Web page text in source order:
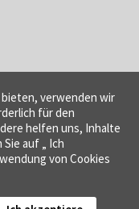
bieten, verwenden wir
für den
helfen uns, Inhalte
auf „ Ich
von Cookies